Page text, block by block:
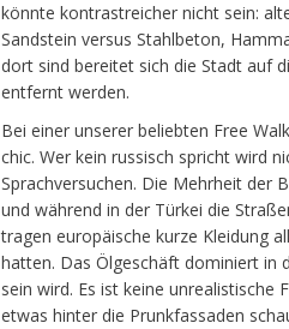
könnte kontrastreicher nicht sein:
Sandstein versus Stahlbeton,
dort sind bereitet sich die Stadt auf
entfernt werden.
Bei einer unserer beliebten Free
chic. Wer kein russisch spricht wird
Sprachversuchen. Die Mehrheit der
und während in der Türkei die
tragen europäische kurze Kleidung
hatten. Das Ölgeschäft dominiert in
sein wird. Es ist keine
etwas hinter die Prunkfassaden